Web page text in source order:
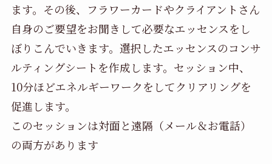
ます。その後、フラワーカードやクライアントさん
自身のご要望をお聞きして必要なエッセンスをし
ぼりこんでいきます。選択したエッセンスのコンサ
ルティングシートを作成します。セッション中、
10分ほどエネルギーワークをしてクリアリングを
促進します。
このセッションは対面と遠隔（メール＆お電話）
の両方があります